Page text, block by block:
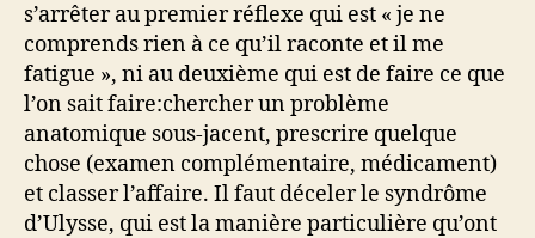
s’arrêter au premier réflexe qui est « je ne
comprends rien à ce qu’il raconte et il me
fatigue », ni au deuxième qui est de faire ce que
l’on sait faire:chercher un problème
anatomique sous-jacent, prescrire quelque
chose (examen complémentaire, médicament)
et classer l’affaire. Il faut déceler le syndrôme
d’Ulysse, qui est la manière particulière qu’ont